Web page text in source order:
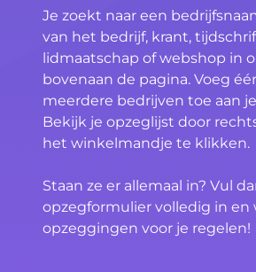
Je zoekt naar een
van het bedrijf, krant,
lidmaatschap of webshop in
bovenaan de pagina. Voeg
meerdere bedrijven toe aan
Bekijk je opzeglijst door
het winkelmandje te klikken.
Staan ze er allemaal in? Vul
opzegformulier volledig in en
opzeggingen voor je regelen!